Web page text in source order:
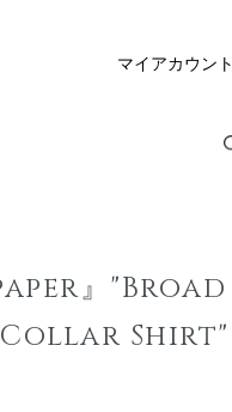
マイアカウント
』"Broad
Shirt"